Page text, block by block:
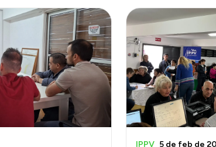
IPPV 5 de feb de